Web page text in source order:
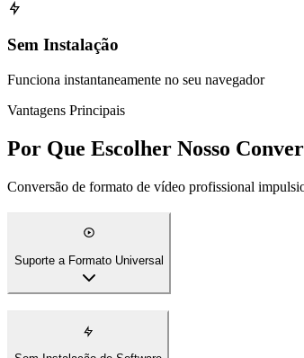
Sem Instalação
Funciona instantaneamente no seu navegador
Vantagens Principais
Por Que Escolher Nosso
Conversão de formato de vídeo profissional
Suporte a Formato Universal